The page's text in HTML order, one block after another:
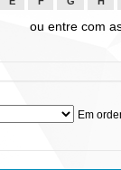
ou entre com
Em